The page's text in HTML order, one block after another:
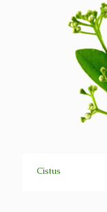
Cistus